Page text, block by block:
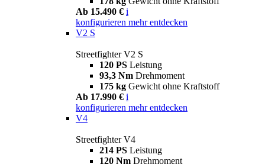
Ab 15.490 € i
konfigurieren mehr entdecken
V2 S
Streetfighter V2 S
120 PS Leistung
93,3 Nm Drehmoment
175 kg Gewicht ohne Kraftstoff
Ab 17.990 € i
konfigurieren mehr entdecken
V4
Streetfighter V4
214 PS Leistung
120 Nm Drehmoment